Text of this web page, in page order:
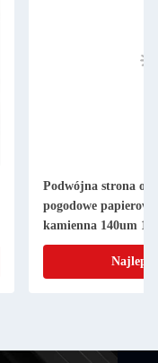
Podwójna strona
pogodowe
kamienna 140um
do książek